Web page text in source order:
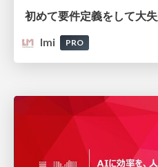
lmi
PRO